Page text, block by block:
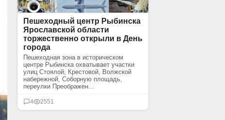
Пешеходный центр Рыбинска
Ярославской области
торжественно открыли в День
города
Пешеходная зона в историческом
центре Рыбинска охватывает участки
улиц Стоялой, Крестовой, Волжской
набережной, Соборную площадь,
переулки Преображен...
4 2551